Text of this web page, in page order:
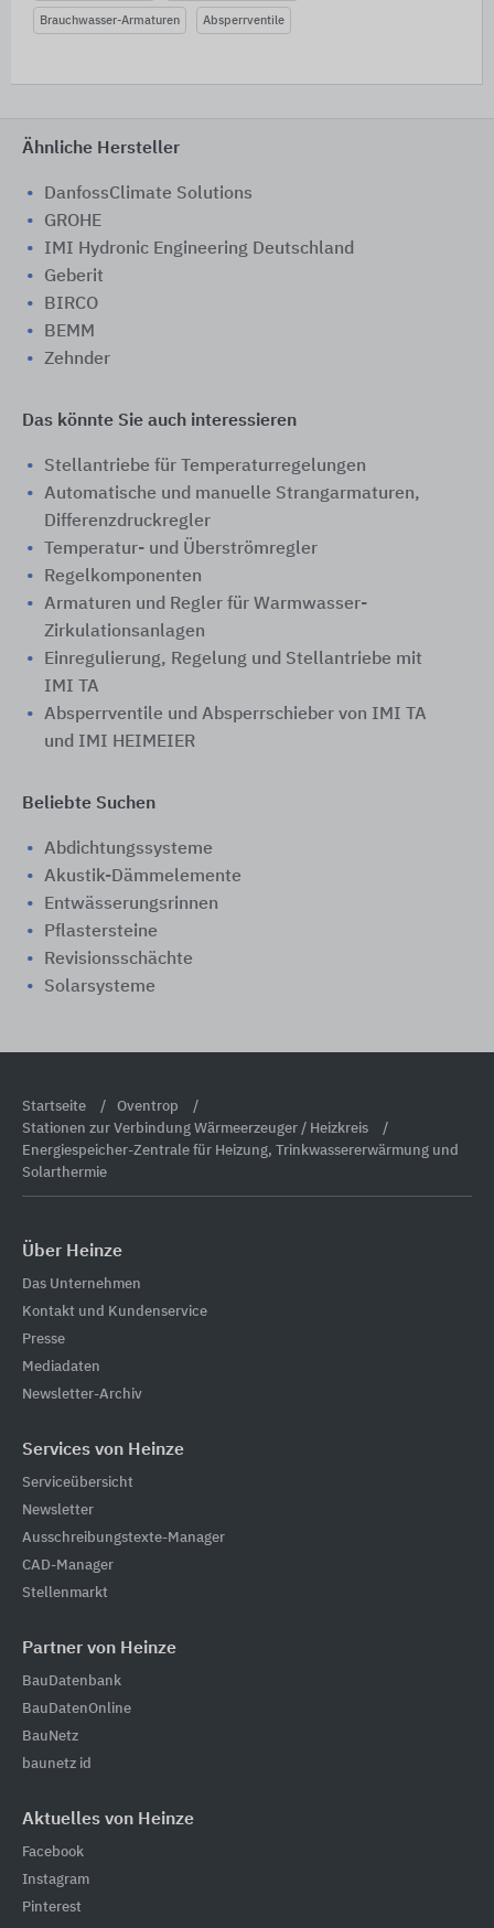
Brauchwasser-Armaturen Absperrventile
Ähnliche Hersteller
DanfossClimate Solutions
GROHE
IMI Hydronic Engineering Deutschland
Geberit
BIRCO
BEMM
Zehnder
Das könnte Sie auch interessieren
Stellantriebe für Temperaturregelungen
Automatische und manuelle Strangarmaturen,
Differenzdruckregler
Temperatur- und Überströmregler
Regelkomponenten
Armaturen und Regler für Warmwasser-
Zirkulationsanlagen
Einregulierung, Regelung und Stellantriebe mit
IMI TA
Absperrventile und Absperrschieber von IMI TA
und IMI HEIMEIER
Beliebte Suchen
Abdichtungssysteme
Akustik-Dämmelemente
Entwässerungsrinnen
Pflastersteine
Revisionsschächte
Solarsysteme
Startseite
Oventrop
Stationen zur Verbindung Wärmeerzeuger / Heizkreis
Energiespeicher-Zentrale für Heizung, Trinkwassererwärmung und
Solarthermie
Über Heinze
Das Unternehmen
Kontakt und Kundenservice
Presse
Mediadaten
Newsletter-Archiv
Services von Heinze
Serviceübersicht
Newsletter
Ausschreibungstexte-Manager
CAD-Manager
Stellenmarkt
Partner von Heinze
BauDatenbank
BauDatenOnline
BauNetz
baunetz id
Aktuelles von Heinze
Facebook
Instagram
Pinterest